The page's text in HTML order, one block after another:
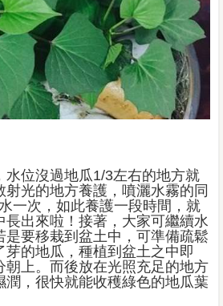
水位沒過地瓜1/3左右的地方就
光的地方養護，噴灑水霧的同
一次，如此養護一段時間，就
長出來啦！接著，大家可繼續水
是要移栽到盆土中，可準備疏鬆
芽的地瓜，種植到盆土之中即
朝上。而後放在光照充足的地方
潤，很快就能收穫綠色的地瓜葉